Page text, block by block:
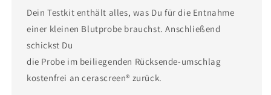
Dein Testkit enthält alles, was Du für die Entnahme
einer kleinen Blutprobe brauchst. Anschließend
schickst Du
die Probe im beiliegenden Rücksende-umschlag
kostenfrei an cerascreen® zurück.